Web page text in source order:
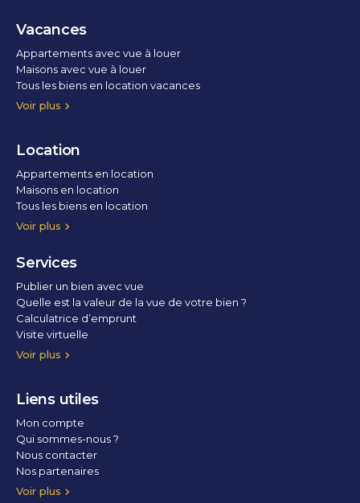
Vacances
Voir plus
Appartements avec vue à louer
Maisons avec vue à louer
Tous les biens en location vacances
Location
Voir plus
Appartements en location
Maisons en location
Tous les biens en location
Services
Voir plus
Publier un bien avec vue
Quelle est la valeur de la vue de votre bien ?
Calculatrice d’emprunt
Visite virtuelle
Home staging
Liens utiles
Voir plus
Mon compte
Qui sommes-nous ?
Nous contacter
Nos partenaires
Conditions Générales d’Utilisation
Politique de confidentialité
Politique des cookies